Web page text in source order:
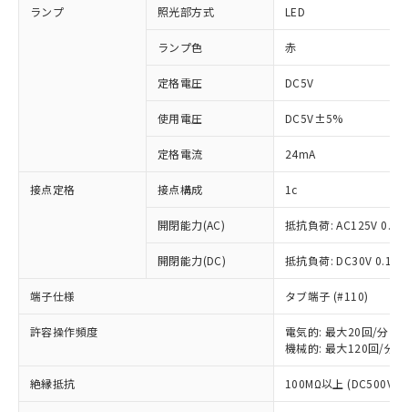
ランプ 照光部方式 LED
ランプ色 赤
定格電圧 DC5V
使用電圧 DC5V±5%
定格電流 24mA
接点定格 接点構成 1c
開閉能力(AC) 抵抗負荷: AC125V 0.1A
開閉能力(DC) 抵抗負荷: DC30V 0.1A
端子仕様 タブ端子 (#110)
許容操作頻度
電気的: 最大20回/分
機械的: 最大120回/分
絶縁抵抗 100MΩ以上 (DC500Vメ
※1 対応状況
対応済み：EU RoHS指令（10物質）の
非含有に対応した製品が提供可能な商品で